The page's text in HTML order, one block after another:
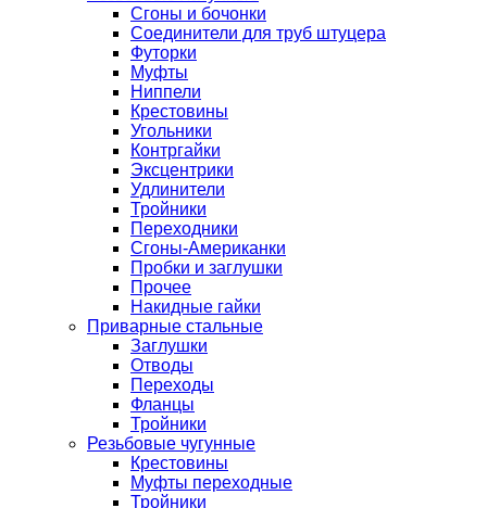
Сгоны и бочонки
Соединители для труб штуцера
Футорки
Муфты
Ниппели
Крестовины
Угольники
Контргайки
Эксцентрики
Удлинители
Тройники
Переходники
Сгоны-Американки
Пробки и заглушки
Прочее
Накидные гайки
Приварные стальные
Заглушки
Отводы
Переходы
Фланцы
Тройники
Резьбовые чугунные
Крестовины
Муфты переходные
Тройники